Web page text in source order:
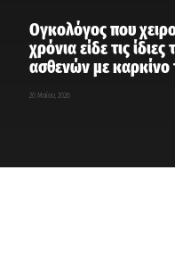
Ογκολόγος που
χρόνια είδε τις
ασθενών με καρκίνο
20 Μαΐου, 2026